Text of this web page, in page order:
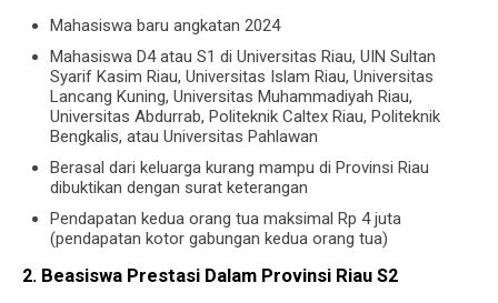
Mahasiswa baru angkatan 2024
Mahasiswa D4 atau S1 di Universitas Riau, UIN Sultan
Syarif Kasim Riau, Universitas Islam Riau, Universitas
Lancang Kuning, Universitas Muhammadiyah Riau,
Universitas Abdurrab, Politeknik Caltex Riau, Politeknik
Bengkalis, atau Universitas Pahlawan
Berasal dari keluarga kurang mampu di Provinsi Riau
dibuktikan dengan surat keterangan
Pendapatan kedua orang tua maksimal Rp 4 juta
(pendapatan kotor gabungan kedua orang tua)
2. Beasiswa Prestasi Dalam Provinsi Riau S2